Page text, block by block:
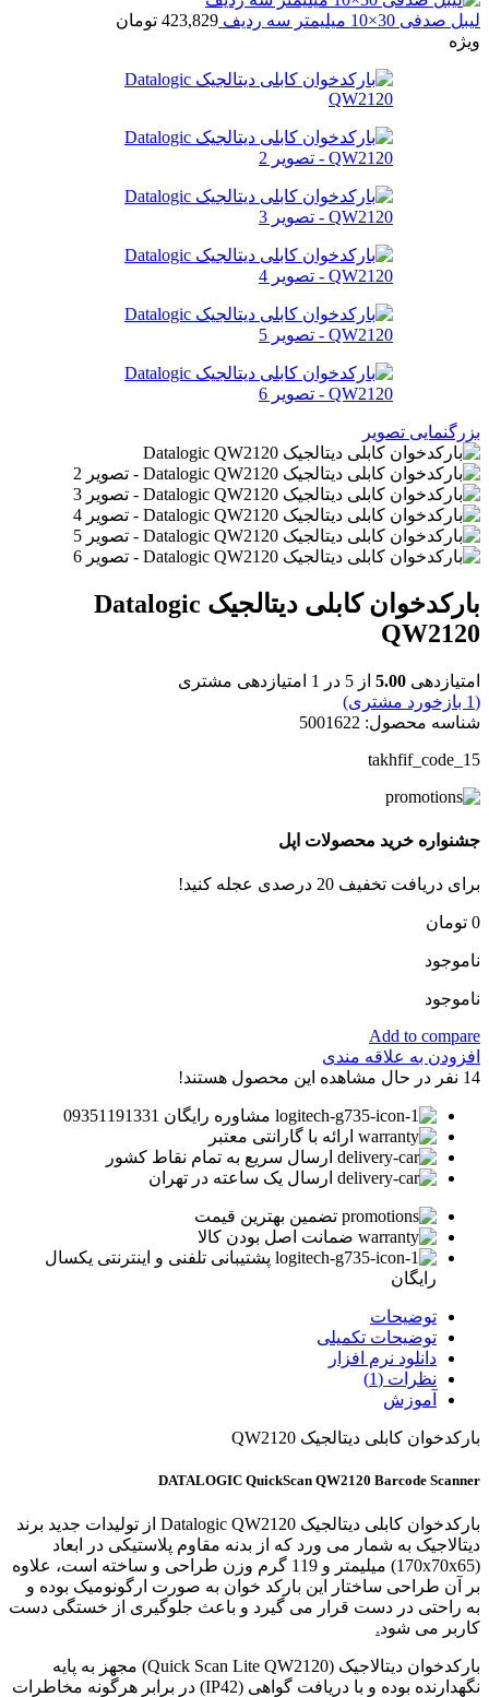
لیبل صدفی 30×10 میلیمتر سه ردیف 423,829 تومان
ویژه
بزرگنمایی تصویر
بارکدخوان کابلی دیتالجیک Datalogic
QW2120
امتیازدهی 5.00 از 5 در 1 امتیازدهی مشتری
(
1 بازخورد مشتری)
شناسه محصول: 5001622
takhfif_code_15
جشنواره خرید محصولات اپل
برای دریافت تخفیف 20 درصدی عجله کنید!
0 تومان
ناموجود
ناموجود
Add to compare
افزودن به علاقه مندی
14 نفر در حال مشاهده این محصول هستند!
مشاوره رایگان 09351191331
ارائه با گارانتی معتبر
ارسال سریع به تمام نقاط کشور
ارسال یک ساعته در تهران
تضمین بهترین قیمت
ضمانت اصل بودن کالا
پشتیبانی تلفنی و اینترنتی یکسال
رایگان
توضیحات
توضیحات تکمیلی
دانلود نرم افزار
نظرات (1)
آموزش
بارکدخوان کابلی دیتالجیک QW2120
DATALOGIC QuickScan QW2120 Barcode Scanner
بارکدخوان کابلی دیتالجیک Datalogic QW2120 از تولیدات جدید برند
دیتالاجیک به شمار می ورد که از بدنه مقاوم پلاستیکی در ابعاد
(170x70x65) میلیمتر و 119 گرم وزن طراحی و ساخته است، علاوه
بر آن طراحی ساختار این بارکد خوان به صورت ارگونومیک بوده و
به راحتی در دست قرار می گیرد و باعث جلوگیری از خستگی دست
کاربر می شود.
بارکدخوان دیتالاجیک (Quick Scan Lite QW2120) مجهز به پایه
نگهدارنده بوده و با دریافت گواهی (IP42) در برابر هرگونه مخاطرات